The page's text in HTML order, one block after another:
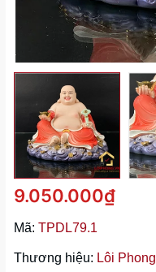
9.050.000₫
Mã: TPDL79.1
Thương hiệu: Lôi Phong